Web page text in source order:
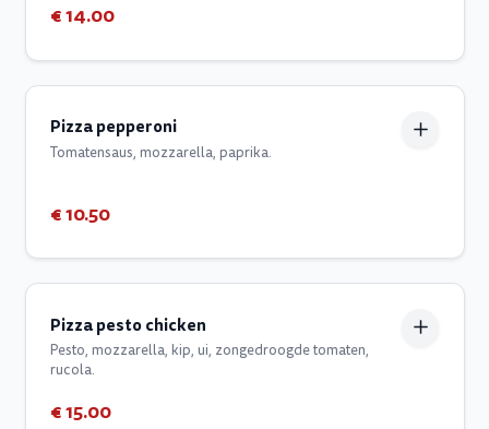
€ 14.00
Pizza pepperoni
Tomatensaus, mozzarella, paprika.
€ 10.50
Pizza pesto chicken
Pesto, mozzarella, kip, ui, zongedroogde tomaten,
rucola.
€ 15.00